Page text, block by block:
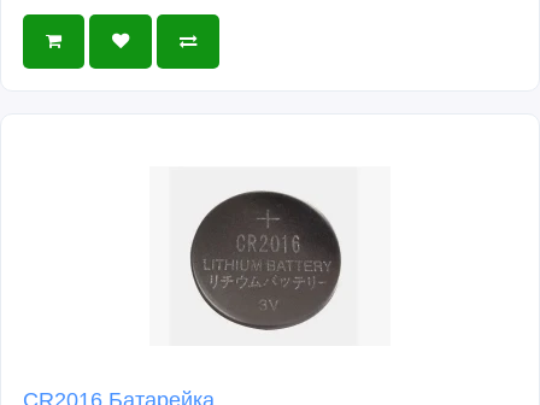
CR2016 Батарейка